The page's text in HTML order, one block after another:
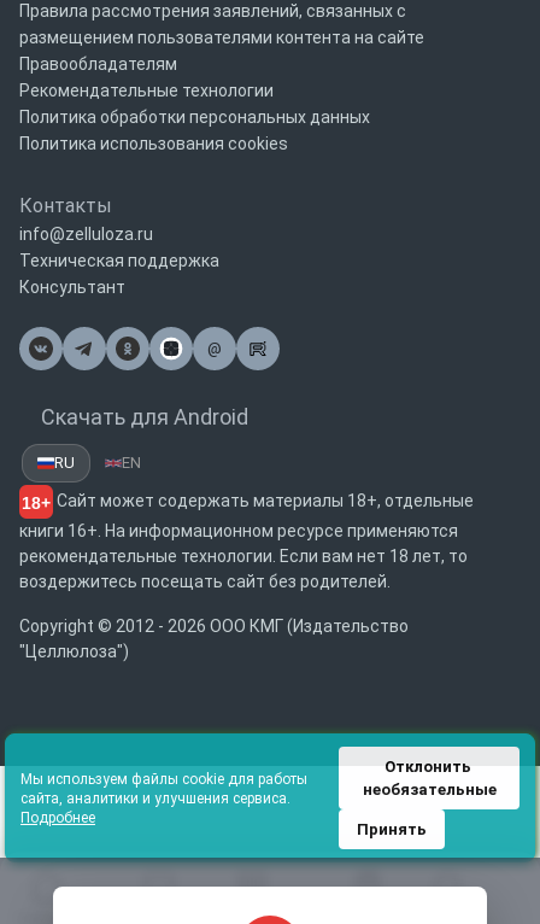
Каталог
Правила рассмотрения заявлений, связанных с
размещением пользователями контента на сайте
Правообладателям
Рекомендательные технологии
Политика обработки персональных данных
Политика использования cookies
Контакты
info@zelluloza.ru
Техническая поддержка
Консультант
@
Почта
Скачать для Android
RU EN
18+ Сайт может содержать материалы 18+, отдельные
книги 16+. На информационном ресурсе применяются
рекомендательные технологии. Если вам нет 18 лет, то
воздержитесь посещать сайт без родителей.
Copyright © 2012 - 2026 ООО КМГ (Издательство
"Целлюлоза")
Мы используем файлы cookie для работы
сайта, аналитики и улучшения сервиса.
Подробнее
Отклонить
необязательные
Принять